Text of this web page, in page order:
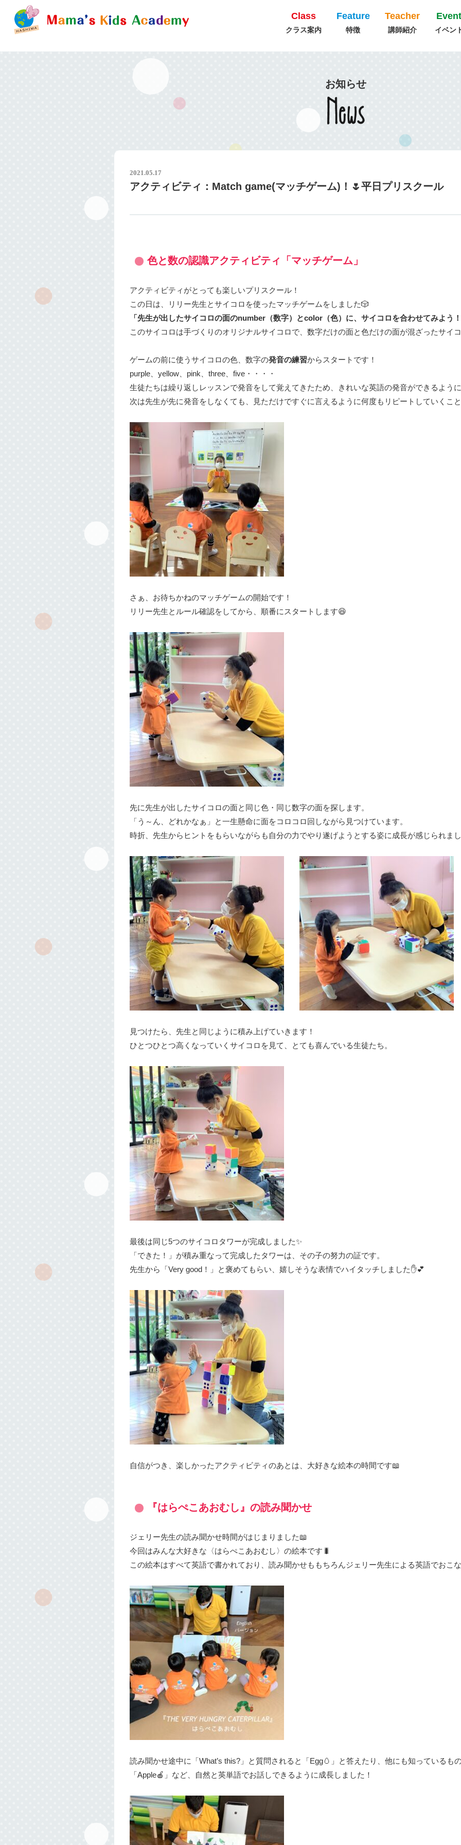
Class
クラス案内
Feature
特徴
Teacher
講師紹介 イベン
お知らせ
2021.05.17
アクティビティ：Match game(マッチゲーム)！🌷平日プリスクール
色と数の認識アクティビティ「マッチゲーム」
アクティビティがとっても楽しいプリスクール！
この日は、リリー先生とサイコロを使ったマッチゲームをしました🎲
「先生が出したサイコロの面のnumber（数字）とcolor（色）に、サイコロを合わせてみよう
このサイコロは手づくりのオリジナルサイコロで、数字だけの面と色だけの面が混ざったサイ
ゲームの前に使うサイコロの色、数字の発音の練習からスタートです！
purple、yellow、pink、three、five・・・・
生徒たちは繰り返しレッスンで発音をして覚えてきたため、きれいな英語の発音ができるよう
次は先生が先に発音をしなくても、見ただけですぐに言えるように何度もリピートしていくこ
さぁ、お待ちかねのマッチゲームの開始です！
リリー先生とルール確認をしてから、順番にスタートします😆
先に先生が出したサイコロの面と同じ色・同じ数字の面を探します。
「う～ん、どれかなぁ」と一生懸命に面をコロコロ回しながら見つけています。
時折、先生からヒントをもらいながらも自分の力でやり遂げようとする姿に成長が感じられま
見つけたら、先生と同じように積み上げていきます！
ひとつひとつ高くなっていくサイコロを見て、とても喜んでいる生徒たち。
最後は同じ5つのサイコロタワーが完成しました✨
「できた！」が積み重なって完成したタワーは、その子の努力の証です。
先生から「Very good！」と褒めてもらい、嬉しそうな表情でハイタッチしました✋💕
自信がつき、楽しかったアクティビティのあとは、大好きな絵本の時間です📖
『はらぺこあおむし』の読み聞かせ
ジェリー先生の読み聞かせ時間がはじまりました📖
今回はみんな大好きな〈はらぺこあおむし〉の絵本です🐛
この絵本はすべて英語で書かれており、読み聞かせももちろんジェリー先生による英語でおこ
読み聞かせ途中に「What’s this?」と質問されると「Egg🥚」と答えたり、他にも知っているも
「Apple🍎」など、自然と英単語でお話しできるように成長しました！